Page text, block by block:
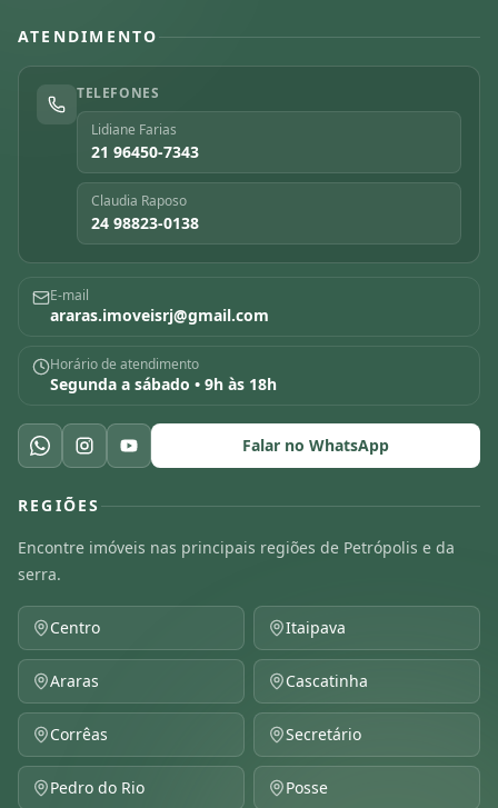
ATENDIMENTO
TELEFONES
Lidiane Farias
21 96450-7343
Claudia Raposo
24 98823-0138
E-mail
araras.imoveisrj@gmail.com
Horário de atendimento
Segunda a sábado • 9h às 18h
Falar no WhatsApp
REGIÕES
Encontre imóveis nas principais regiões de Petrópolis e da
serra.
Centro Itaipava
Araras Cascatinha
Corrêas Secretário
Pedro do Rio Posse